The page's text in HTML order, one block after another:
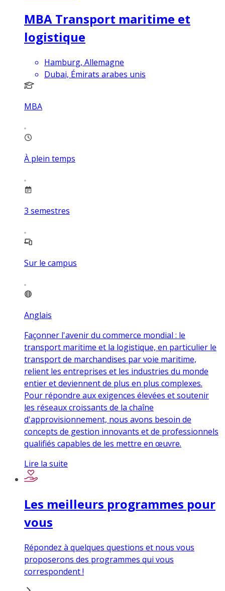
MBA Transport maritime et
logistique
Hamburg, Allemagne
Dubai, Émirats arabes unis
MBA
À plein temps
3 semestres
Sur le campus
Anglais
Façonner l'avenir du commerce mondial : le
transport maritime et la logistique, en particulier le
transport de marchandises par voie maritime,
relient les entreprises et les industries du monde
entier et deviennent de plus en plus complexes.
Pour répondre aux exigences élevées et soutenir
les réseaux croissants de la chaîne
d'approvisionnement, nous avons besoin de
concepts de gestion innovants et de professionnels
qualifiés capables de les mettre en œuvre.
Lire la suite
Les meilleurs programmes pour
vous
Répondez à quelques questions et nous vous
proposerons des programmes qui vous
correspondent !